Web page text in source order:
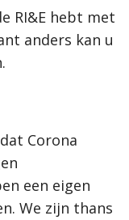
RI&E hebt met
anders kan u
Corona
een eigen
We zijn thans